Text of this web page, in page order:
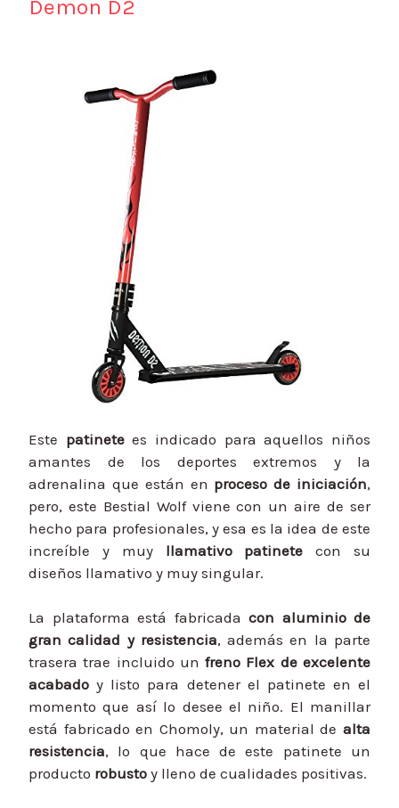
Demon D2
Este patinetees indicado para aquellos niños
amantes de los deportes extremos y la
adrenalina que están en proceso de iniciación,
pero, este Bestial Wolf viene con un aire de ser
hecho para profesionales, y esa es la idea de este
increíble y muy llamativo patinete con su
diseños llamativo y muy singular.
La plataforma está fabricada con aluminio de
gran calidad y resistencia, además en la parte
trasera trae incluido unfreno Flex de excelente
acabado y listo para detener el patinete en el
momento que así lo desee el niño. El manillar
está fabricado en Chomoly, un material de alta
resistencia, lo que hace de este patinete un
producto robusto y lleno de cualidades positivas.